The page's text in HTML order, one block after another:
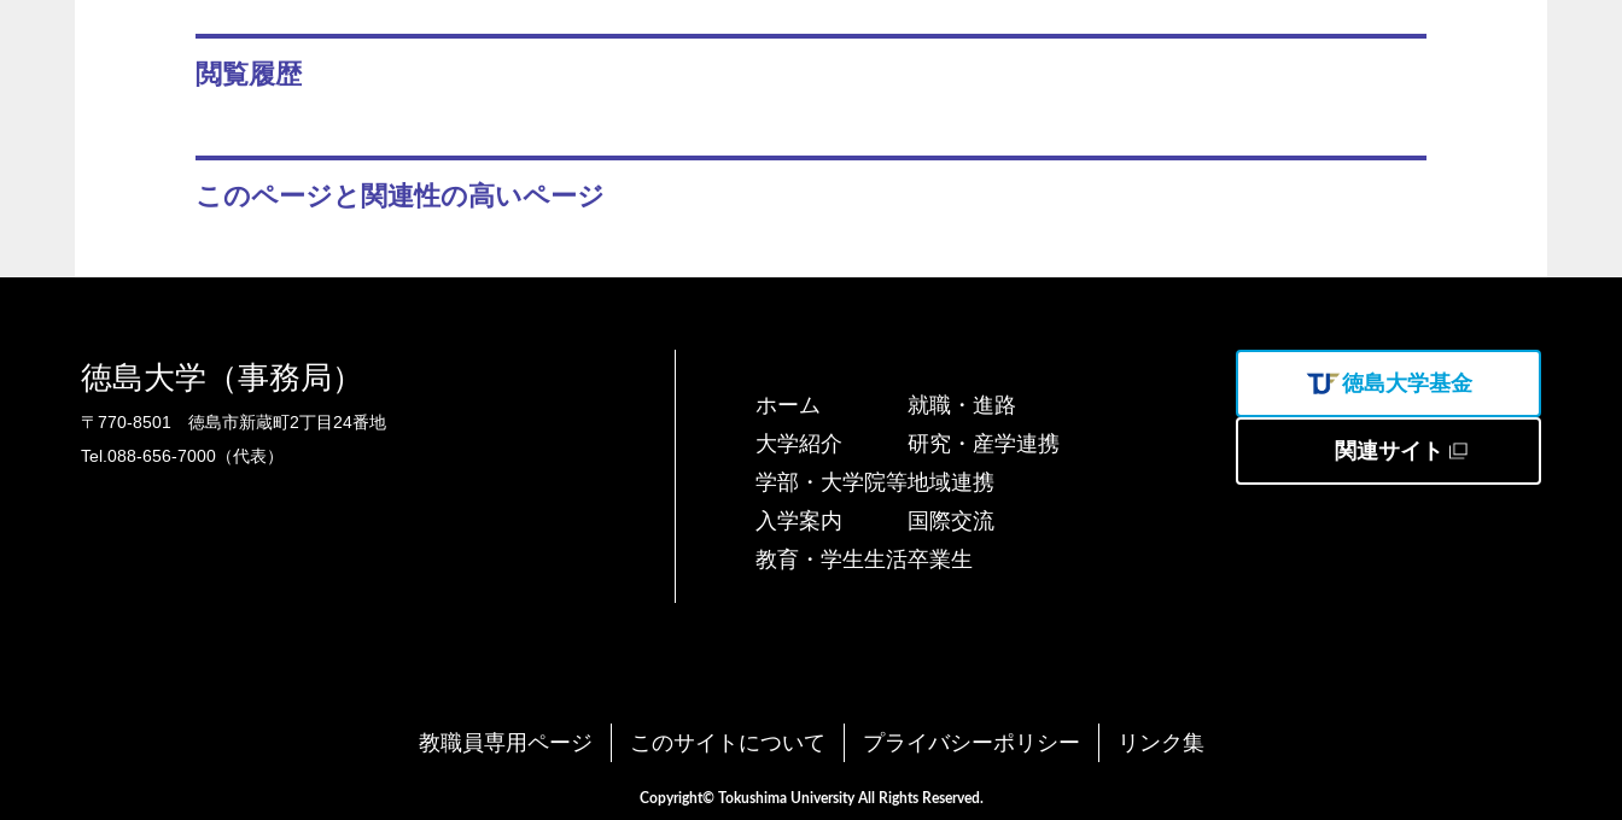
閲覧履歴
このページと関連性の高いページ
徳島大学（事務局）
〒770-8501 徳島市新蔵町2丁目24番地
Tel.088-656-7000（代表）
ホーム
大学紹介
学部・大学院等
入学案内
教育・学生生活
就職・進路
研究・産学連携
地域連携
国際交流
卒業生
徳島大学基金
関連サイト
教職員専用ページ このサイトについて プライバシーポリシー リンク集
Copyright© Tokushima University All Rights Reserved.